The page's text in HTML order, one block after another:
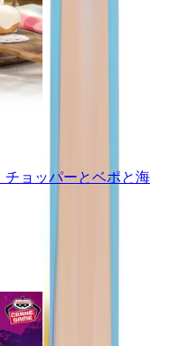
ョッパーとベポと海